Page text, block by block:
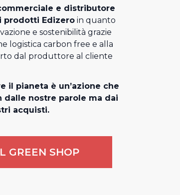
e distributore
prodotti Edizeroin quanto
e sostenibilità grazie
logistica carbon free e alla
dal produttore al cliente
il pianeta è un’azione che
dalle nostre parole ma dai
acquisti.
GREEN SHOP